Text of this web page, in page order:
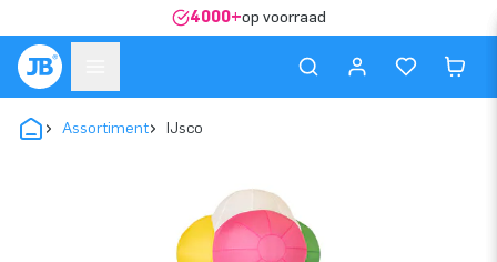
4000+op voorraad
Assortiment IJsco